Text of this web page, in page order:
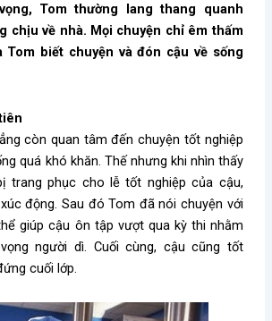
Tom thường lang thang quanh
chịu về nhà. Mọi chuyện chỉ êm thấm
Tom biết chuyện và đón cậu về sống
còn quan tâm đến chuyện tốt nghiệp
quá khó khăn. Thế nhưng khi nhìn thấy
trang phục cho lễ tốt nghiệp của cậu,
động. Sau đó Tom đã nói chuyện với
giúp cậu ôn tập vượt qua kỳ thi nhằm
người dì. Cuối cùng, cậu cũng tốt
cuối lớp.